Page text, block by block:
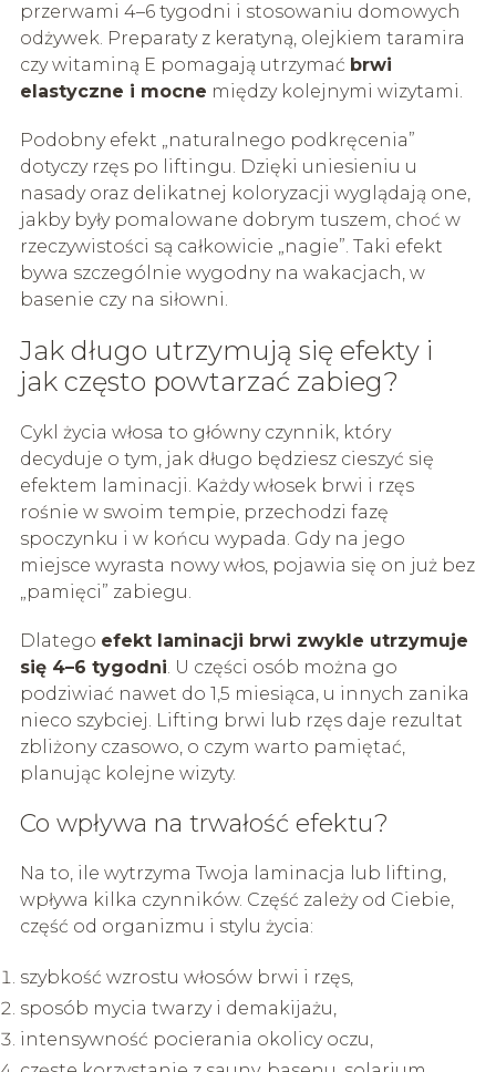
przerwami 4–6 tygodni i stosowaniu domowych
odżywek. Preparaty z keratyną, olejkiem taramira
czy witaminą E pomagają utrzymać brwi
elastyczne i mocne między kolejnymi wizytami.
Podobny efekt „naturalnego podkręcenia”
dotyczy rzęs po liftingu. Dzięki uniesieniu u
nasady oraz delikatnej koloryzacji wyglądają one,
jakby były pomalowane dobrym tuszem, choć w
rzeczywistości są całkowicie „nagie”. Taki efekt
bywa szczególnie wygodny na wakacjach, w
basenie czy na siłowni.
Jak długo utrzymują się efekty i
jak często powtarzać zabieg?
Cykl życia włosa to główny czynnik, który
decyduje o tym, jak długo będziesz cieszyć się
efektem laminacji. Każdy włosek brwi i rzęs
rośnie w swoim tempie, przechodzi fazę
spoczynku i w końcu wypada. Gdy na jego
miejsce wyrasta nowy włos, pojawia się on już bez
„pamięci” zabiegu.
Dlatego efekt laminacji brwi zwykle utrzymuje
się 4–6 tygodni. U części osób można go
podziwiać nawet do 1,5 miesiąca, u innych zanika
nieco szybciej. Lifting brwi lub rzęs daje rezultat
zbliżony czasowo, o czym warto pamiętać,
planując kolejne wizyty.
Co wpływa na trwałość efektu?
Na to, ile wytrzyma Twoja laminacja lub lifting,
wpływa kilka czynników. Część zależy od Ciebie,
część od organizmu i stylu życia:
szybkość wzrostu włosów brwi i rzęs,
sposób mycia twarzy i demakijażu,
intensywność pocierania okolicy oczu,